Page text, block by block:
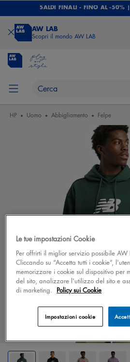
SALDI FINALI - FINO AL -50%
AW LAB
Scopri il mondo AW LAB
HP Uomo Abbigliamento Felpe
Le tue impostazioni Cookie
Per offrirti il miglior servizio possibile
Cliccando su “Accetta tutti i cookie”,
memorizzare i cookie sul dispositivo per
del sito, analizzare l'utilizzo del sito e
di marketing. Policy sui Cookie
Impostazioni cookie